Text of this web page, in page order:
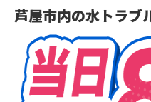
芦屋市内の水トラブ